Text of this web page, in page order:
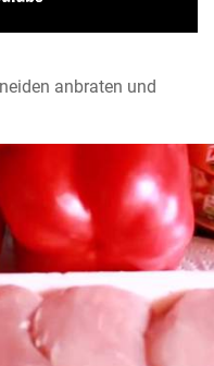
anbraten und